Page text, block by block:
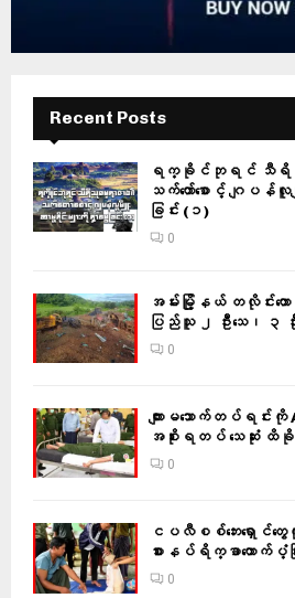
Recent Posts
ရက္ခိုင်ဘုရင် သီရိ
သက်တော်စောင့် ဂျပန်လူမ
ခြင်း (၁)
0
အမ်းမြို့နယ် တလိုင်းတေ
ပြည်သူ ၂ ဦးသေ၊ ၃
0
ကျားမသောက်တပ်ရင်း
အစိုးရတပ် သေဆုံး
0
ငပလီစစ်ဘေးရှောင်တွ
စားနပ်ရိက္ခာထောက်ပံ့ပ
0